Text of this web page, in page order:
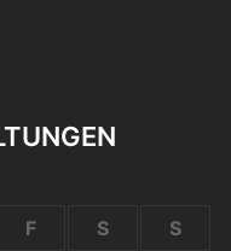
F S
S